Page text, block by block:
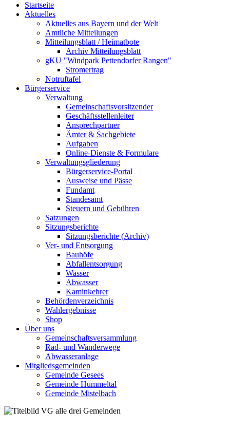
Startseite
Aktuelles
Aktuelles aus Bayern und der Welt
Amtliche Mitteilungen
Mitteilungsblatt / Heimatbote
Archiv Mitteilungsblatt
gKU "Windpark Pettendorfer Rangen"
Stromertrag
Notruftafel
Bürgerservice
Verwaltung
Gemeinschaftsvorsitzender
Geschäftsstellenleiter
Ansprechpartner
Ämter & Sachgebiete
Aufgaben
Online-Dienste & Formulare
Verwaltungsgliederung
Bürgerservice-Portal
Ausweise und Pässe
Fundamt
Standesamt
Steuern und Gebühren
Satzungen
Sitzungsberichte
Sitzungsberichte (Archiv)
Ver- und Entsorgung
Bauhöfe
Abfallentsorgung
Wasser
Abwasser
Kaminkehrer
Behördenverzeichnis
Wahlergebnisse
Shop
Über uns
Gemeinschaftsversammlung
Rad- und Wanderwege
Abwasseranlage
Mitgliedsgemeinden
Gemeinde Gesees
Gemeinde Hummeltal
Gemeinde Mistelbach